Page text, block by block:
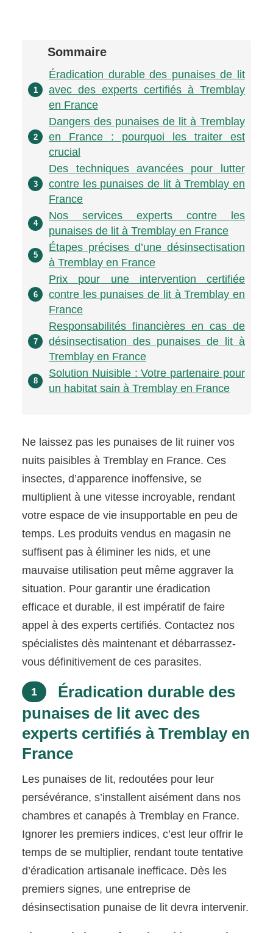
Sommaire
1
Éradication durable des punaises de lit
avec des experts certifiés à Tremblay
en France
2
Dangers des punaises de lit à Tremblay
en France : pourquoi les traiter est
crucial
3
Des techniques avancées pour lutter
contre les punaises de lit à Tremblay en
France
4
Nos services experts contre les
punaises de lit à Tremblay en France
5
Étapes précises d’une désinsectisation
à Tremblay en France
6
Prix pour une intervention certifiée
contre les punaises de lit à Tremblay en
France
7
Responsabilités financières en cas de
désinsectisation des punaises de lit à
Tremblay en France
8
Solution Nuisible : Votre partenaire pour
un habitat sain à Tremblay en France
Ne laissez pas les punaises de lit ruiner vos
nuits paisibles à Tremblay en France. Ces
insectes, d’apparence inoffensive, se
multiplient à une vitesse incroyable, rendant
votre espace de vie insupportable en peu de
temps. Les produits vendus en magasin ne
suffisent pas à éliminer les nids, et une
mauvaise utilisation peut même aggraver la
situation. Pour garantir une éradication
efficace et durable, il est impératif de faire
appel à des experts certifiés. Contactez nos
spécialistes dès maintenant et débarrassez-
vous définitivement de ces parasites.
1
Éradication durable des
punaises de lit avec des
experts certifiés à Tremblay en
France
Les punaises de lit, redoutées pour leur
persévérance, s’installent aisément dans nos
chambres et canapés à Tremblay en France.
Ignorer les premiers indices, c’est leur offrir le
temps de se multiplier, rendant toute tentative
d’éradication artisanale inefficace. Dès les
premiers signes, une entreprise de
désinsectisation punaise de lit devra intervenir.